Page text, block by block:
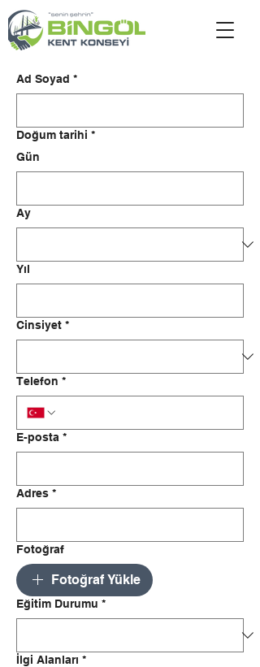
Ad Soyad *
Doğum tarihi *
Gün
Ay
Yıl
Cinsiyet *
Telefon *
E-posta *
Adres *
Fotoğraf
Fotoğraf Yükle
Eğitim Durumu *
İlgi Alanları *